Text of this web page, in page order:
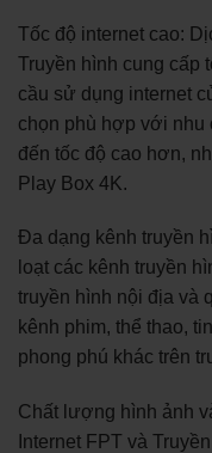
Tốc độ internet cao:
Truyền hình cung cấp
cầu sử dụng internet
chọn phù hợp với nhu
đến tốc độ cao hơn,
Play Box 4K.
Đa dạng kênh truyền
loạt các kênh truyền
truyền hình nội địa và
kênh phim, thể thao,
phong phú khác trên
Chất lượng hình ảnh
Internet FPT và